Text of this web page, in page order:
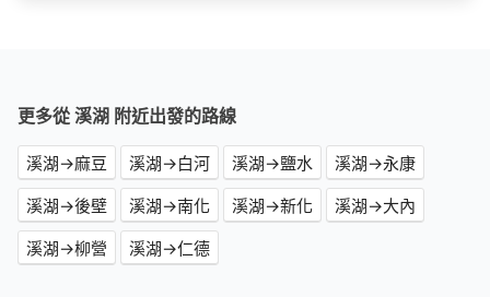
更多從 溪湖 附近出發的路線
溪湖→麻豆 溪湖→白河 溪湖→鹽水
溪湖→永康
溪湖→後壁
溪湖→南化 溪湖→新化
溪湖→大內
溪湖→柳營
溪湖→仁德